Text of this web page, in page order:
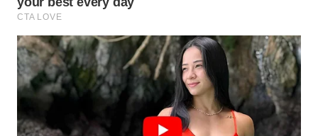
WAHANA
TV
WAHANANEWS
ID
CO ID